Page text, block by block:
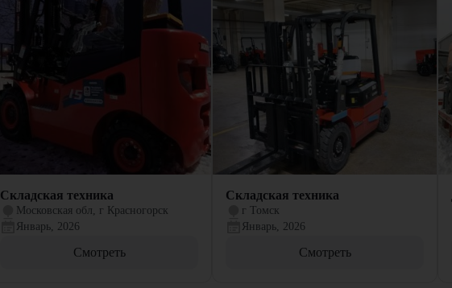
Складская техника
Московская обл, г Красногорск
Январь, 2026
Смотреть
Складская техника
г Томск
Январь, 2026
Смотреть